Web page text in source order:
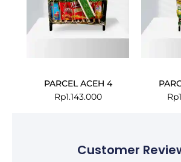
PARCEL ACEH 4
Rp1.143.000
Rp
Customer